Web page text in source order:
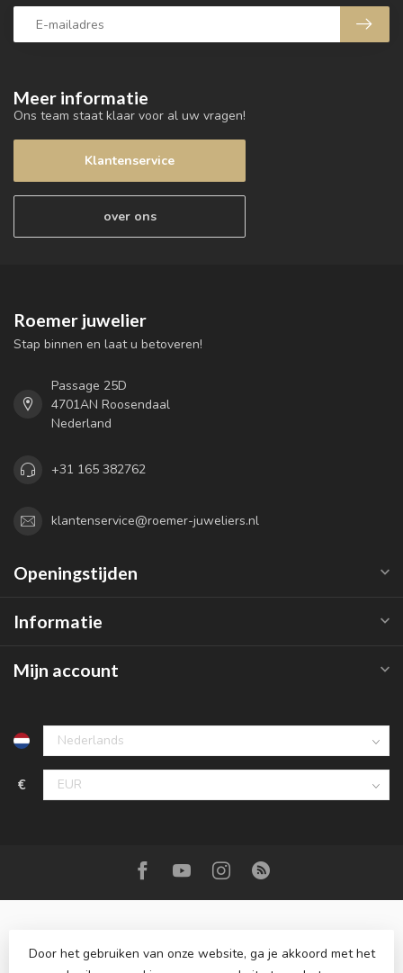
Meer informatie
Ons team staat klaar voor al uw vragen!
Klantenservice
over ons
Roemer juwelier
Stap binnen en laat u betoveren!
Passage 25D
4701AN Roosendaal
Nederland
+31 165 382762
klantenservice@roemer-juweliers.nl
Openingstijden
Informatie
Mijn account
€
Door het gebruiken van onze website, ga je akkoord met het